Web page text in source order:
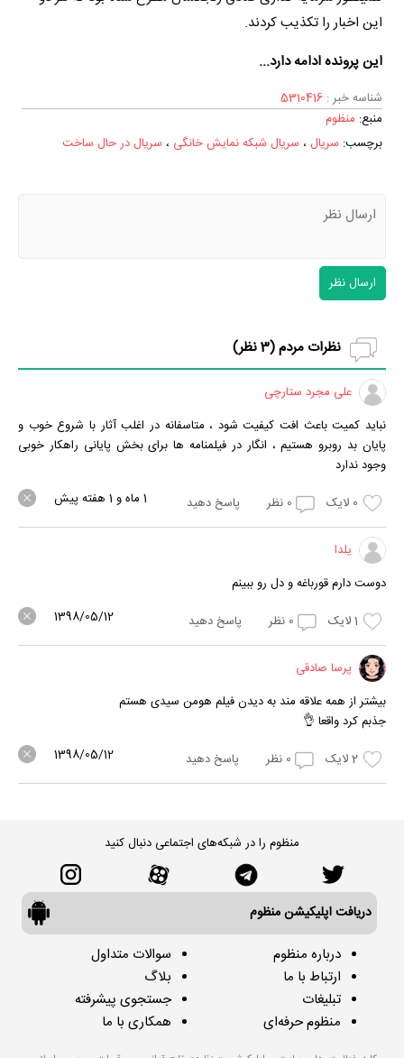
این اخبار را تکذیب کردند.
این پرونده ادامه دارد...
شناسه خبر : 5310416
منبع: منظوم
برچسب‌: سریال ، سریال شبکه نمایش خانگی ، سریال در حال ساخت
ارسال نظر
نظرات مردم (3نظر)
علی مجرد ستارچی
نباید کمیت باعث افت کیفیت شود ، متاسفانه در اغلب آثار با شروع خوب و
پایان بد روبرو هستیم ، انگار در فیلمنامه ها برای بخش پایانی راهکار خوبی
وجود ندارد
0 لایک 0 نظر پاسخ دهید 1 ماه و 1 هفته پیش
یلدا
دوست دارم قورباغه و دل رو ببینم
1لایک 0 نظر پاسخ دهید 1398/05/12
پرسا صادقی
بیشتر از همه علاقه مند به دیدن فیلم هومن سیدی هستم
جذبم کرد واقعا 👌
2لایک 0 نظر پاسخ دهید 1398/05/12
منظوم را در شبکه‌های اجتماعی دنبال کنید
دریافت اپلیکیشن منظوم
درباره منظوم
ارتباط با ما
تبلیغات
منظوم حرفه‌ای
سوالات متداول
بلاگ
جستجوی پیشرفته
همکاری با ما